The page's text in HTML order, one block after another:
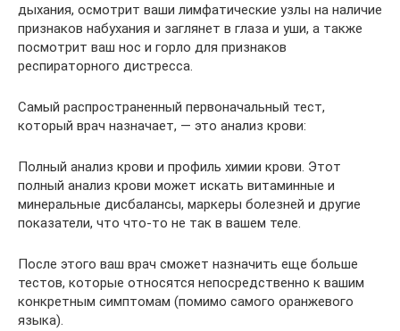
дыхания, осмотрит ваши лимфатические узлы на наличие
признаков набухания и заглянет в глаза и уши, а также
посмотрит ваш нос и горло для признаков
респираторного дистресса.
Самый распространенный первоначальный тест,
который врач назначает, — это анализ крови:
Полный анализ крови и профиль химии крови. Этот
полный анализ крови может искать витаминные и
минеральные дисбалансы, маркеры болезней и другие
показатели, что что-то не так в вашем теле.
После этого ваш врач сможет назначить еще больше
тестов, которые относятся непосредственно к вашим
конкретным симптомам (помимо самого оранжевого
языка).